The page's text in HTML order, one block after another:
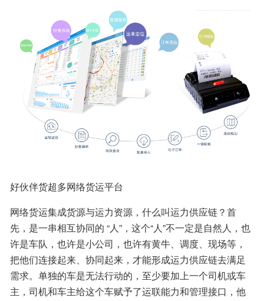
好伙伴货超多网络货运平台
网络货运集成货源与运力资源，什么叫运力供应链？首
先，是一串相互协同的 “人”，这个“人”不一定是自然人，也
许是车队，也许是小公司，也许有黄牛、调度、现场等，
把他们连接起来、协同起来，才能形成运力供应链去满足
需求。单独的车是无法行动的，至少要加上一个司机或车
主，司机和车主给这个车赋予了运联能力和管理接口，他